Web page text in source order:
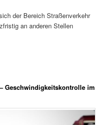
der Bereich Straßenverkehr
an anderen Stellen
Geschwindigkeitskontrolle im